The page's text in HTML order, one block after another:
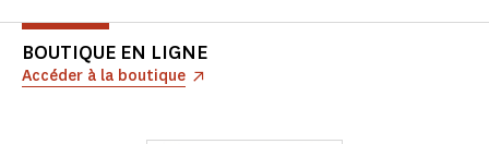
BOUTIQUE EN LIGNE
Accéder à la boutique